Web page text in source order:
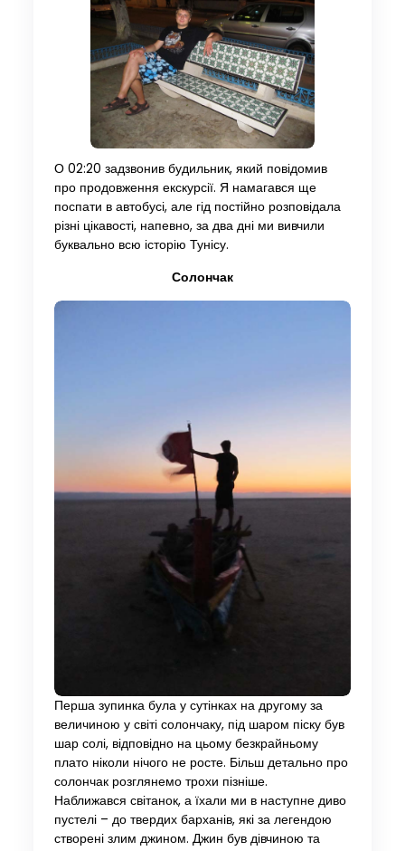
О 02:20 задзвонив будильник, який повідомив
про продовження екскурсії. Я намагався ще
поспати в автобусі, але гід постійно розповідала
різні цікавості, напевно, за два дні ми вивчили
буквально всю історію Тунісу.
Солончак
Перша зупинка була у сутінках на другому за
величиною у світі солончаку, під шаром піску був
шар солі, відповідно на цьому безкрайньому
плато ніколи нічого не росте. Більш детально про
солончак розглянемо трохи пізніше.
Наближався світанок, а їхали ми в наступне диво
пустелі – до твердих барханів, які за легендою
створені злим джином. Джин був дівчиною та